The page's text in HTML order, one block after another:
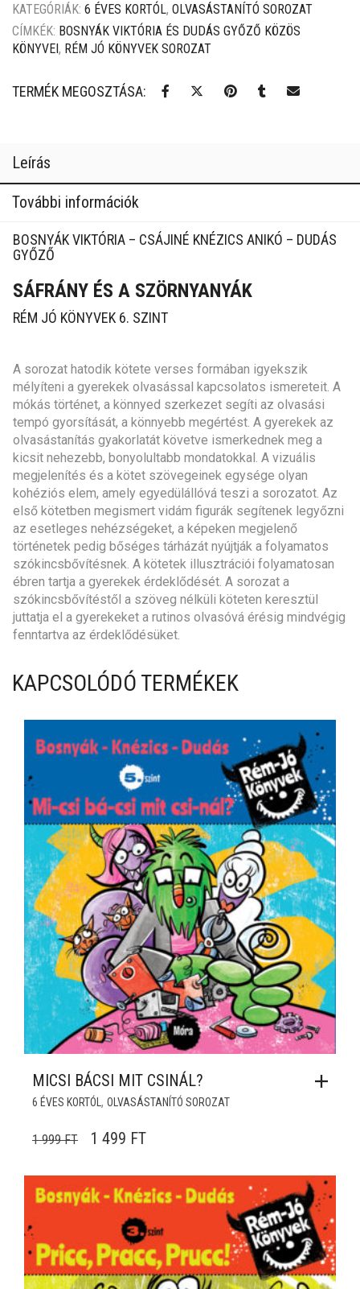
KATEGÓRIÁK: 6 ÉVES KORTÓL, OLVASÁSTANÍTÓ SOROZAT
CÍMKÉK: BOSNYÁK VIKTÓRIA ÉS DUDÁS GYŐZŐ KÖZÖS
KÖNYVEI, RÉM JÓ KÖNYVEK SOROZAT
TERMÉK MEGOSZTÁSA:
Leírás
További információk
BOSNYÁK VIKTÓRIA – CSÁJINÉ KNÉZICS ANIKÓ – DUDÁS
GYŐZŐ
SÁFRÁNY ÉS A SZÖRNYANYÁK
RÉM JÓ KÖNYVEK 6. SZINT
A sorozat hatodik kötete verses formában igyekszik
mélyíteni a gyerekek olvasással kapcsolatos ismereteit. A
mókás történet, a könnyed szerkezet segíti az olvasási
tempó gyorsítását, a könnyebb megértést. A gyerekek az
olvasástanítás gyakorlatát követve ismerkednek meg a
kicsit nehezebb, bonyolultabb mondatokkal. A vizuális
megjelenítés és a kötet szövegeinek egysége olyan
kohéziós elem, amely egyedülállóvá teszi a sorozatot. Az
első kötetben megismert vidám figurák segítenek legyőzni
az esetleges nehézségeket, a képeken megjelenő
történetek pedig bőséges tárházát nyújtják a folyamatos
szókincsbővítésnek. A kötetek illusztrációi folyamatosan
ébren tartja a gyerekek érdeklődését. A sorozat a
szókincsbővítéstől a szöveg nélküli köteten keresztül
juttatja el a gyerekeket a rutinos olvasóvá érésig mindvégig
fenntartva az érdeklődésüket.
KAPCSOLÓDÓ TERMÉKEK
MICSI BÁCSI MIT CSINÁL?
6 ÉVES KORTÓL , OLVASÁSTANÍTÓ SOROZAT
1 999FT ORIGINAL PRICE WAS: 1 999 FT.
1 499 FTCURRENT PRICE IS: 1 499 FT.